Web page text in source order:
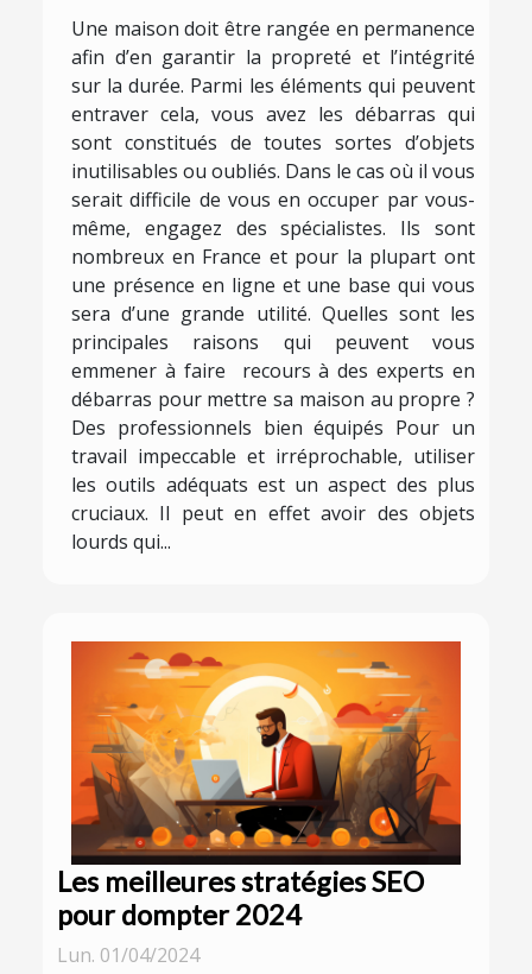
Une maison doit être rangée en permanence
afin d’en garantir la propreté et l’intégrité
sur la durée. Parmi les éléments qui peuvent
entraver cela, vous avez les débarras qui
sont constitués de toutes sortes d’objets
inutilisables ou oubliés. Dans le cas où il vous
serait difficile de vous en occuper par vous-
même, engagez des spécialistes. Ils sont
nombreux en France et pour la plupart ont
une présence en ligne et une base qui vous
sera d’une grande utilité. Quelles sont les
principales raisons qui peuvent vous
emmener à faire recours à des experts en
débarras pour mettre sa maison au propre ?
Des professionnels bien équipés Pour un
travail impeccable et irréprochable, utiliser
les outils adéquats est un aspect des plus
cruciaux. Il peut en effet avoir des objets
lourds qui...
Les meilleures stratégies SEO
pour dompter 2024
Lun. 01/04/2024